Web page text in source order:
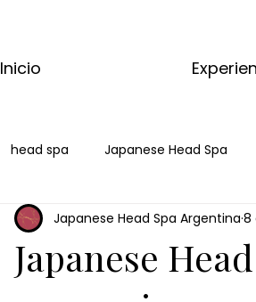
Inicio
head spa Japanese Head Spa
Japanese
Japanese Head Spa Argentina 8